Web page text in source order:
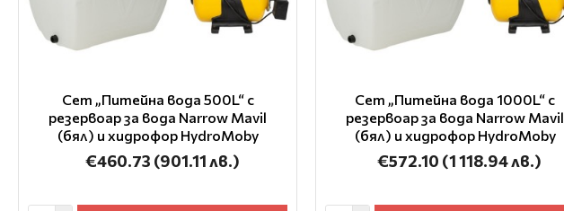
Сет „Питейна вода 500L“ с
резервоар за вода Narrow Mavil
(бял) и хидрофор HydroMoby
€460.73 (901.11 лв.)
Сет „Питейна вода 1000L“ с
резервоар за вода Narrow Mavil
(бял) и хидрофор HydroMoby
€572.10 (1 118.94 лв.)